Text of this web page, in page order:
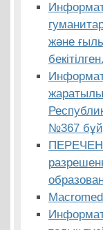
және
бекітілген.
№367